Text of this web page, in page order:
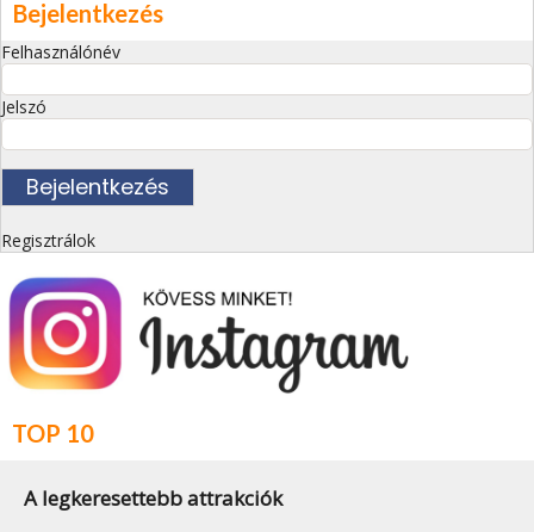
Bejelentkezés
Felhasználónév
Jelszó
Regisztrálok
TOP 10
A legkeresettebb attrakciók